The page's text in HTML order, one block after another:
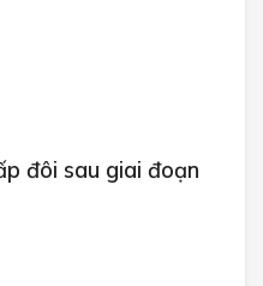
đôi sau giai đoạn